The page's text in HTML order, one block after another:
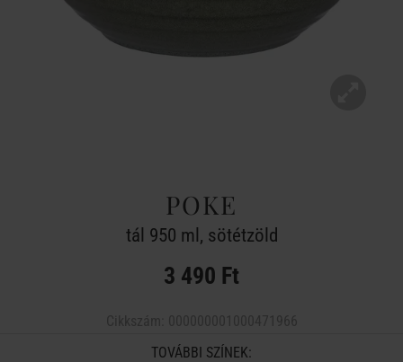
POKE
tál 950 ml, sötétzöld
3 490 Ft
TOVÁBBI SZÍNEK: